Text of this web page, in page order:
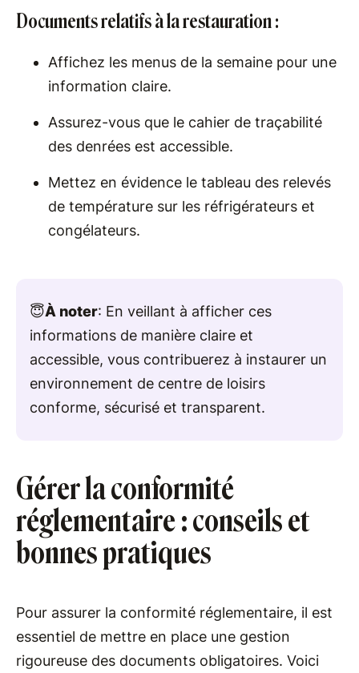
Documents relatifs à la restauration :
Affichez les menus de la semaine pour une
information claire.
Assurez-vous que le cahier de traçabilité
des denrées est accessible.
Mettez en évidence le tableau des relevés
de température sur les réfrigérateurs et
congélateurs.
😇À noter: En veillant à afficher ces
informations de manière claire et
accessible, vous contribuerez à instaurer un
environnement de centre de loisirs
conforme, sécurisé et transparent.
Gérer la conformité
réglementaire : conseils et
bonnes pratiques
Pour assurer la conformité réglementaire, il est
essentiel de mettre en place une gestion
rigoureuse des documents obligatoires. Voici